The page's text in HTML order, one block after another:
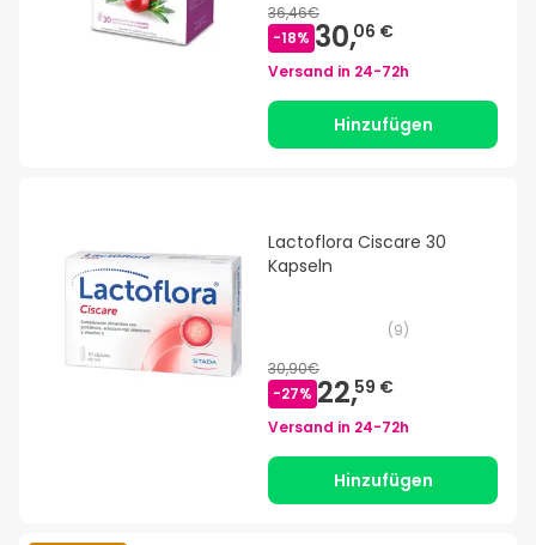
36,46€
-18% 30,06 €
Versand in 24-72h
Hinzufügen
Lactoflora Ciscare 30
Kapseln
(9)
30,90€
-27% 22,59 €
Versand in 24-72h
Hinzufügen